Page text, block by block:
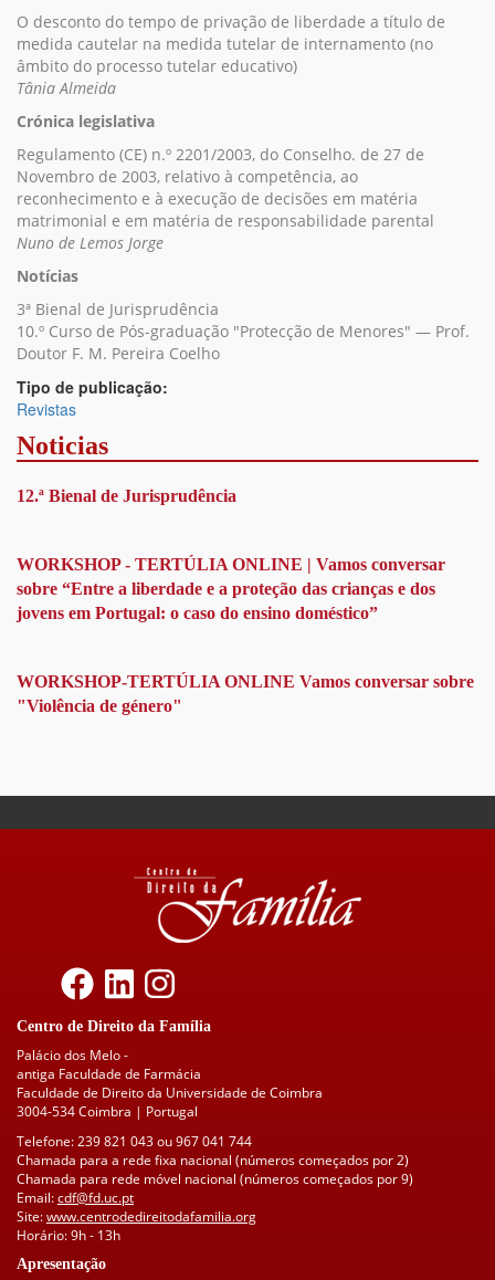
O desconto do tempo de privação de liberdade a título de
medida cautelar na medida tutelar de internamento (no
âmbito do processo tutelar educativo)
Tânia Almeida
Crónica legislativa
Regulamento (CE) n.º 2201/2003, do Conselho. de 27 de
Novembro de 2003, relativo à competência, ao
reconhecimento e à execução de decisões em matéria
matrimonial e em matéria de responsabilidade parental
Nuno de Lemos Jorge
Notícias
3ª Bienal de Jurisprudência
10.º Curso de Pós-graduação "Protecção de Menores" — Prof.
Doutor F. M. Pereira Coelho
Tipo de publicação:
Revistas
Noticias
12.ª Bienal de Jurisprudência
WORKSHOP - TERTÚLIA ONLINE | Vamos conversar
sobre “Entre a liberdade e a proteção das crianças e dos
jovens em Portugal: o caso do ensino doméstico”
WORKSHOP-TERTÚLIA ONLINE Vamos conversar sobre
"Violência de género"
Centro de Direito da Família
Palácio dos Melo -
antiga Faculdade de Farmácia
Faculdade de Direito da Universidade de Coimbra
3004-534 Coimbra | Portugal
Telefone: 239 821 043 ou 967 041 744
Chamada para a rede fixa nacional (números começados por 2)
Chamada para rede móvel nacional (números começados por 9)
Email:cdf@fd.uc.pt
Site:www.centrodedireitodafamilia.org
Horário: 9h - 13h
Apresentação